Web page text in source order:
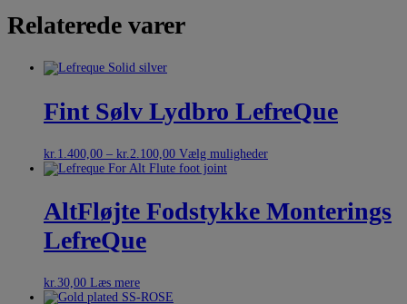
Relaterede varer
Fint Sølv Lydbro LefreQue
kr. 1.400,00 – kr. 2.100,00 Vælg muligheder
AltFløjte Fodstykke Monterings
LefreQue
kr.30,00 Læs mere